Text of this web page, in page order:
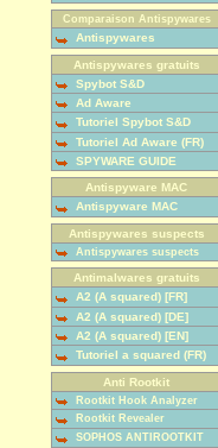
Comparaison Antispywares
Antispywares
Antispywares gratuits
Spybot S&D
Ad Aware
Tutoriel Spybot S&D
Tutoriel Ad Aware (FR)
SPYWARE GUIDE
Antispyware MAC
Antispyware MAC
Antispywares suspects
Antispywares suspects
Antimalwares gratuits
A2 (A squared) [FR]
A2 (A squared) [DE]
A2 (A squared) [EN]
Tutoriel a squared (FR)
Anti Rootkit
Rootkit Hook Analyzer
Rootkit Revealer
SOPHOS ANTIROOTKIT